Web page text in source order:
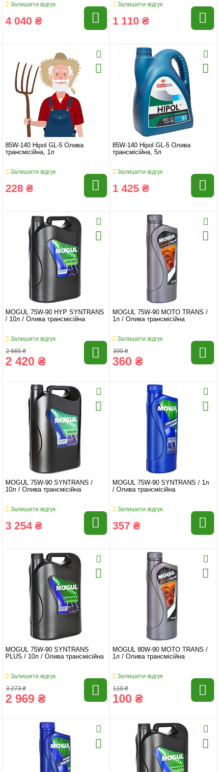
Залишити відгук
4 040 ₴
Залишити відгук
1 110 ₴
85W-140 Hipol GL-5 Олива
трансмісійна, 1л
Залишити відгук
228 ₴
85W-140 Hipol GL-5 Олива
трансмісійна, 5л
Залишити відгук
1 425 ₴
MOGUL 75W-90 HYP SYNTRANS
/ 10л / Олива трансмісійна
Залишити відгук
2 665 ₴
2 420 ₴
MOGUL 75W-90 MOTO TRANS /
1л / Олива трансмісійна
Залишити відгук
390 ₴
360 ₴
MOGUL 75W-90 SYNTRANS /
10л / Олива трансмісійна
Залишити відгук
3 254 ₴
MOGUL 75W-90 SYNTRANS / 1л
/ Олива трансмісійна
Залишити відгук
357 ₴
MOGUL 75W-90 SYNTRANS
PLUS / 10л / Олива трансмісійна
Залишити відгук
3 273 ₴
2 969 ₴
MOGUL 80W-90 MOTO TRANS /
1л / Олива трансмісійна
Залишити відгук
110 ₴
100 ₴